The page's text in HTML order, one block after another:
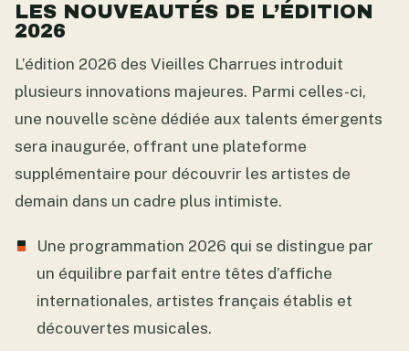
LES NOUVEAUTÉS DE L’ÉDITION
2026
L’édition 2026 des Vieilles Charrues introduit
plusieurs innovations majeures. Parmi celles-ci,
une nouvelle scène dédiée aux talents émergents
sera inaugurée, offrant une plateforme
supplémentaire pour découvrir les artistes de
demain dans un cadre plus intimiste.
Une programmation 2026 qui se distingue par
un équilibre parfait entre têtes d’affiche
internationales, artistes français établis et
découvertes musicales.